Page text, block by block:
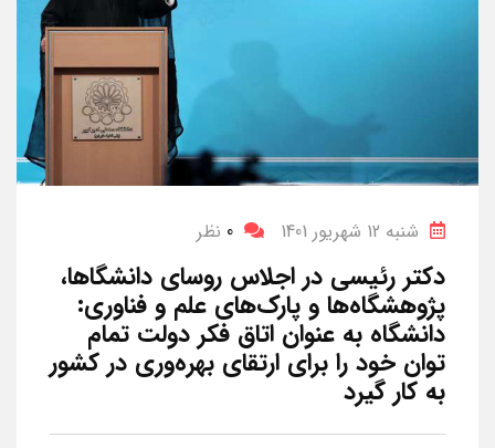
شنبه 12 شهریور 1401 0 نظر
دکتر رئیسی در اجلاس روسای دانشگا‌ها،
پژوهشگاه‌ها و پارک‌های علم و فناوری:
دانشگاه به عنوان اتاق فکر دولت تمام
توان خود را برای ارتقای بهره‌وری در کشور
به کار گیرد